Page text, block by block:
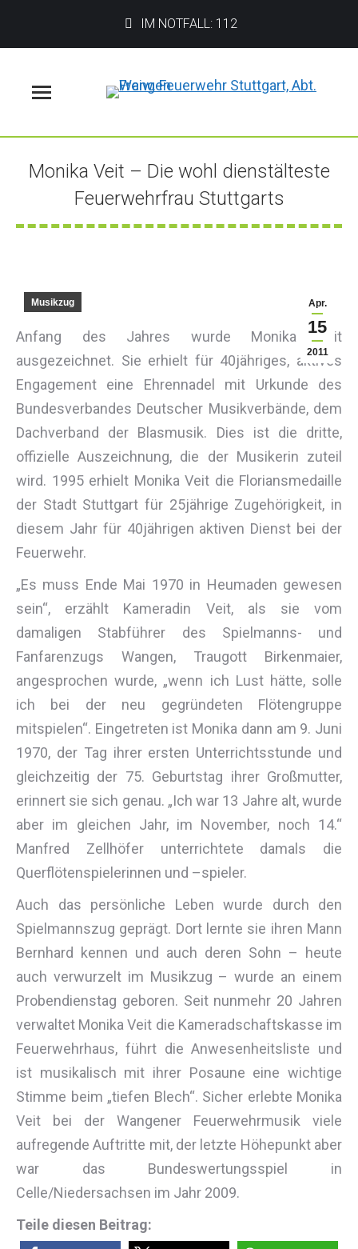
IM NOTFALL: 112
Monika Veit – Die wohl dienstälteste
Feuerwehrfrau Stuttgarts
Sie befinden sich hier:
Apr.
15
2011
Musikzug
Anfang des Jahres wurde Monika Veit
ausgezeichnet. Sie erhielt für 40jähriges, aktives
Engagement eine Ehrennadel mit Urkunde des
Bundesverbandes Deutscher Musikverbände, dem
Dachverband der Blasmusik. Dies ist die dritte,
offizielle Auszeichnung, die der Musikerin zuteil
wird. 1995 erhielt Monika Veit die Floriansmedaille
der Stadt Stuttgart für 25jährige Zugehörigkeit, in
diesem Jahr für 40jährigen aktiven Dienst bei der
Feuerwehr.
„Es muss Ende Mai 1970 in Heumaden gewesen
sein“, erzählt Kameradin Veit, als sie vom
damaligen Stabführer des Spielmanns- und
Fanfarenzugs Wangen, Traugott Birkenmaier,
angesprochen wurde, „wenn ich Lust hätte, solle
ich bei der neu gegründeten Flötengruppe
mitspielen“. Eingetreten ist Monika dann am 9. Juni
1970, der Tag ihrer ersten Unterrichtsstunde und
gleichzeitig der 75. Geburtstag ihrer Großmutter,
erinnert sie sich genau. „Ich war 13 Jahre alt, wurde
aber im gleichen Jahr, im November, noch 14.“
Manfred Zellhöfer unterrichtete damals die
Querflötenspielerinnen und –spieler.
Auch das persönliche Leben wurde durch den
Spielmannszug geprägt. Dort lernte sie ihren Mann
Bernhard kennen und auch deren Sohn – heute
auch verwurzelt im Musikzug – wurde an einem
Probendienstag geboren. Seit nunmehr 20 Jahren
verwaltet Monika Veit die Kameradschaftskasse im
Feuerwehrhaus, führt die Anwesenheitsliste und
ist musikalisch mit ihrer Posaune eine wichtige
Stimme beim „tiefen Blech“. Sicher erlebte Monika
Veit bei der Wangener Feuerwehrmusik viele
aufregende Auftritte mit, der letzte Höhepunkt aber
war das Bundeswertungsspiel in
Celle/Niedersachsen im Jahr 2009.
Teile diesen Beitrag: